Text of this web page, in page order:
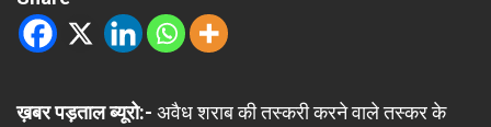
ख़बर पड़ताल ब्यूरो:- अवैध शराब की तस्करी करने वाले तस्कर के